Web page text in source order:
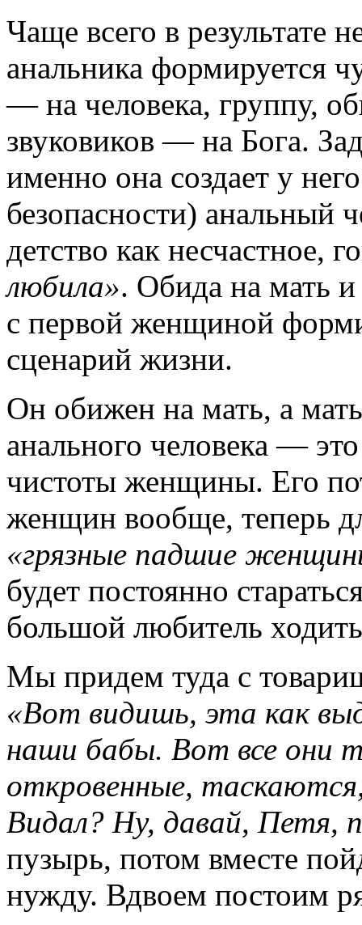
Чаще всего в результате
анальника формируется
— на человека, группу,
звуковиков — на Бога.
именно она создает у
безопасности) анальный
детство как несчастное,
любила». Обида на мать
с первой женщиной
сценарий жизни.
Он обижен на мать, а
анального человека —
чистоты женщины. Его
женщин вообще, теперь
«грязные падшие
будет постоянно
большой любитель
Мы придем туда с
«Вот видишь, эта как
наши бабы. Вот все они
откровенные,
Видал? Ну, давай, Петя,
пузырь, потом вместе
нужду. Вдвоем постоим